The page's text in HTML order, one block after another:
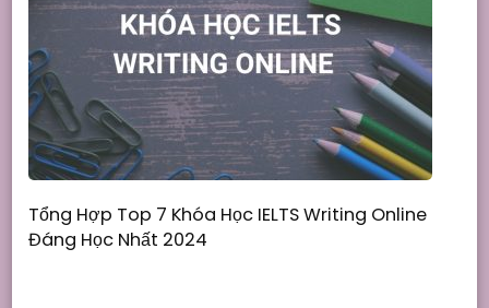
Tổng Hợp Top 7 Khóa Học IELTS Writing Online
Đáng Học Nhất 2024